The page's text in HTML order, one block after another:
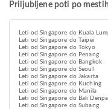
Priljubljene poti po
Leti od Singapore do Kuala
Leti od Singapore do Taipei
Leti od Singapore do Tokyo
Leti od Singapore do Penang
Leti od Singapore do Bangkok
Leti od Singapore do Seoul
Leti od Singapore do Jakarta
Leti od Singapore do Kuching
Leti od Singapore do Manila
Leti od Singapore do Bali
Leti od Singapore do Subang